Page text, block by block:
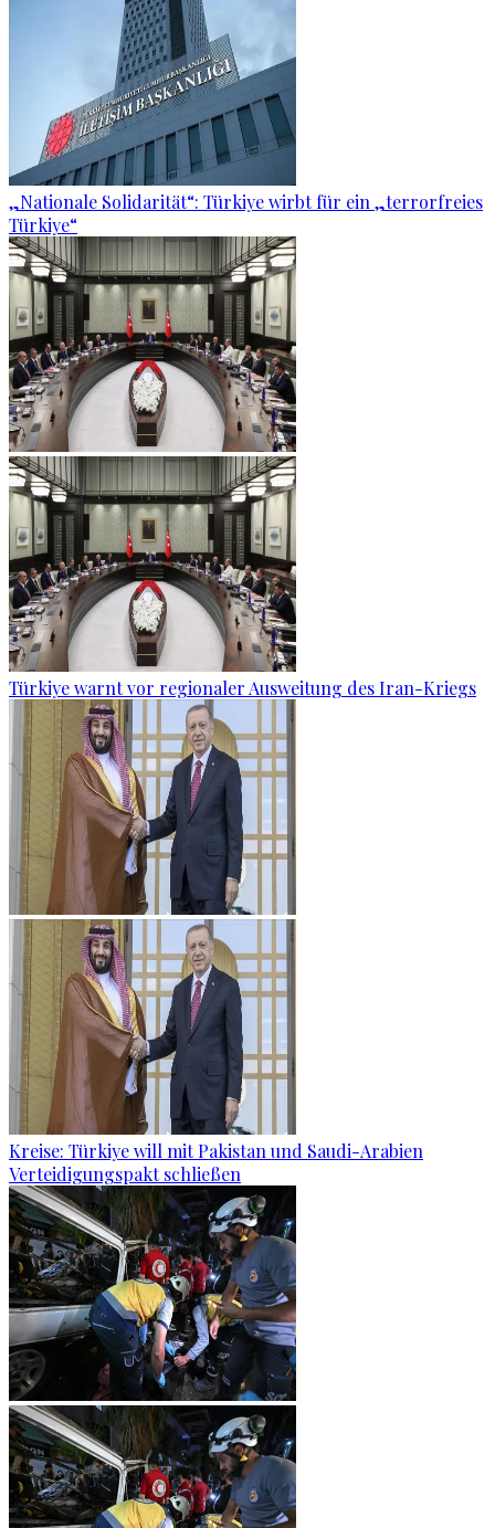
„Nationale Solidarität“: Türkiye wirbt für ein „terrorfreies
Türkiye“
Türkiye warnt vor regionaler Ausweitung des Iran-Kriegs
Kreise: Türkiye will mit Pakistan und Saudi-Arabien
Verteidigungspakt schließen